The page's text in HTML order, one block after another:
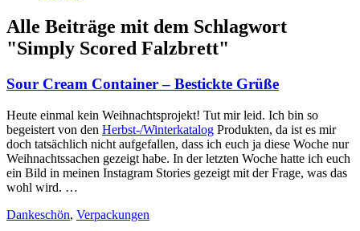
Alle Beiträge mit dem Schlagwort
"Simply Scored Falzbrett"
Sour Cream Container – Bestickte Grüße
Heute einmal kein Weihnachtsprojekt! Tut mir leid. Ich bin so
begeistert von den Herbst-/Winterkatalog Produkten, da ist es mir
doch tatsächlich nicht aufgefallen, dass ich euch ja diese Woche nur
Weihnachtssachen gezeigt habe. In der letzten Woche hatte ich euch
ein Bild in meinen Instagram Stories gezeigt mit der Frage, was das
wohl wird. …
Dankeschön, Verpackungen